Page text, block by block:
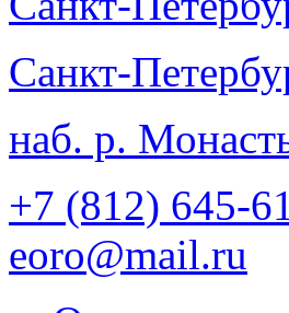
Санкт-
наб. р.
+7 (812) 645-
eoro@mail.ru